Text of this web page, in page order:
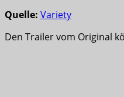
Quelle: Variety
Den Trailer vom Original